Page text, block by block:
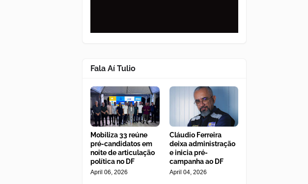
Fala Aí Tulio
Mobiliza 33 reúne
pré-candidatos em
noite de articulação
política no DF
April 06, 2026
Cláudio Ferreira
deixa administração
e inicia pré-
campanha ao DF
April 04, 2026